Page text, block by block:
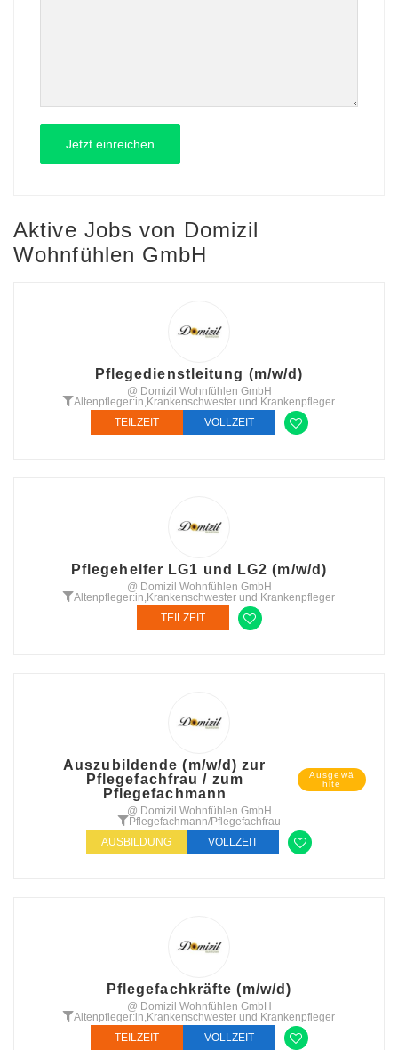
Aktive Jobs von Domizil
Wohnfühlen GmbH
Pflegedienstleitung (m/w/d)
@ Domizil Wohnfühlen GmbH
Altenpfleger:in,Krankenschwester und Krankenpfleger
TEILZEIT
VOLLZEIT
Pflegehelfer LG1 und LG2 (m/w/d)
@ Domizil Wohnfühlen GmbH
Altenpfleger:in,Krankenschwester und Krankenpfleger
TEILZEIT
Auszubildende (m/w/d) zur
Pflegefachfrau / zum
Pflegefachmann
Ausgewä
hlte
@ Domizil Wohnfühlen GmbH
Pflegefachmann/Pflegefachfrau
AUSBILDUNG
VOLLZEIT
Pflegefachkräfte (m/w/d)
@ Domizil Wohnfühlen GmbH
Altenpfleger:in,Krankenschwester und Krankenpfleger
TEILZEIT
VOLLZEIT